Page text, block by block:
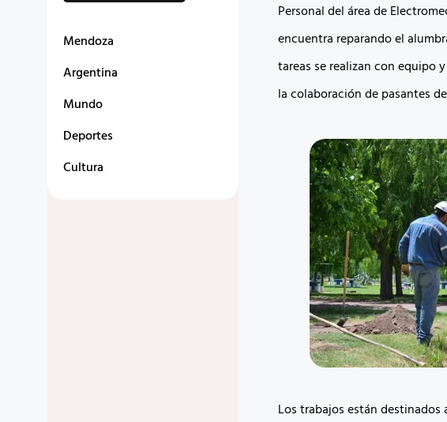
Mendoza
Argentina
Mundo
Deportes
Cultura
Personal del área de
encuentra reparando el
tareas se realizan con equipo
la colaboración de pasantes
Los trabajos están